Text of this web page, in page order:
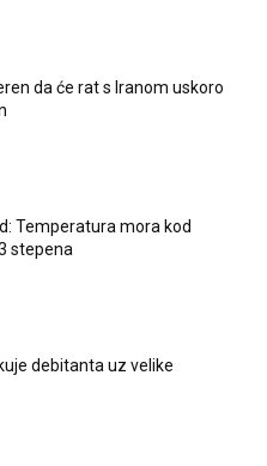
da će rat s Iranom uskoro
Temperatura mora kod
stepena
debitanta uz velike